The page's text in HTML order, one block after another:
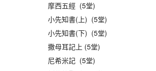
摩西五經 (5堂)
小先知書(上) (5堂)
小先知書(下) (5堂)
撒母耳記上 (5堂)
尼希米記 (5堂)